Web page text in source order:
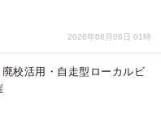
2026年08月06日 01時
廃校活用・自走型ローカルビ